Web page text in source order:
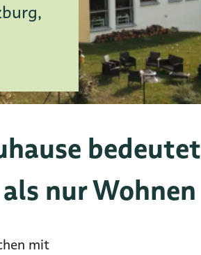
bedeutet
nur Wohnen
mit